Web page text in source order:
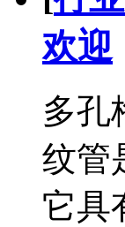
欢迎
多孔
纹管
它具